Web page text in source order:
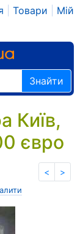
Товари
Мій
Знайти
Київ,
євро
< >